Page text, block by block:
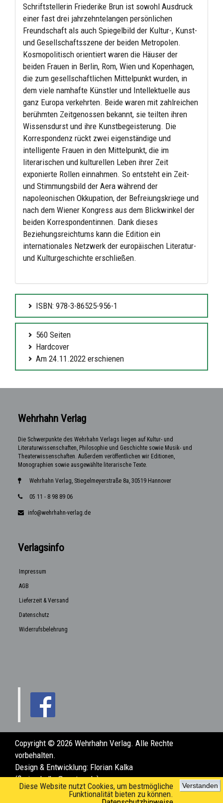
Diese Website nutzt Cookies, um bestmögliche
Funktionalität bieten zu können.
Verstanden
Schriftstellerin Friederike Brun ist sowohl Ausdruck
einer fast drei jahrzehntelangen persönlichen
Freundschaft als auch Spiegelbild der Kultur-, Kunst-
und Gesellschaftsszene der beiden Metropolen.
Kosmopolitisch orientiert waren die Häuser der
beiden Frauen in Berlin, Rom, Wien und Kopenhagen,
die zum gesellschaftlichen Mittelpunkt wurden, in
dem viele namhafte Künstler und Intellektuelle aus
ganz Europa verkehrten. Beide waren mit zahlreichen
berühmten Zeitgenossen bekannt, sie teilten ihren
Wissensdurst und ihre Kunstbegeisterung. Die
Korrespondenz rückt zwei eigenständige und
intelligente Frauen in den Mittelpunkt, die im
literarischen und kulturellen Leben ihrer Zeit
exponierte Rollen einnahmen. So entsteht ein Zeit-
und Stimmungsbild der Aera während der
napoleonischen Okkupation, der Befreiungskriege und
nach dem Wiener Kongress aus dem Blickwinkel der
beiden Korrespondentinnen. Dank dieses
Beziehungsreichtums kann die Edition ein
internationales Netzwerk der europäischen Literatur-
und Kulturgeschichte erschließen.
ISBN: 978-3-86525-956-1
560 Seiten
Hardcover
Am 24.11.2022 erschienen
Wehrhahn Verlag
Die Schwerpunkte des Wehrhahn Verlags liegen auf Kultur- und
Literaturwissenschaften, Philosophie und Geschichte sowie Musik- und
Theaterwissenschaften. Außerdem veröffentlichen wir Editionen,
Monographien sowie ausgewählte literarische Texte.
Wehrhahn Verlag, Stiegelmeyerstraße 8a, 30519 Hannover
05 11 - 8 98 89 06
info@wehrhahn-verlag.de
Verlagsinfo
Impressum
AGB
Lieferzeit & Versand
Datenschutz
Widerrufsbelehrung
Copyright © 2026 Wehrhahn Verlag. Alle Rechte
vorbehalten.
Design & Entwicklung: Florian Kalka
(florian.kalka@posteo.de)
www.wehrhahn-verlag.de